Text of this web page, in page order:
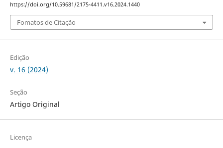
https://doi.org/10.59681/2175-4411.v16.2024.1440
Fomatos de Citação
Edição
v. 16 (2024)
Seção
Artigo Original
Licença